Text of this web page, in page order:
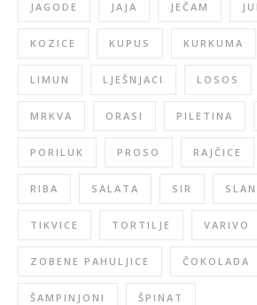
JAGODE JAJA JEČAM
KOZICE KUPUS KURKUMA
LIMUN LJEŠNJACI LOSOS
MRKVA ORASI PILETINA
PORILUK PROSO RAJČICE
RIBA SALATA SIR
TIKVICE TORTILJE VARIVO
ZOBENE PAHULJICE ČOKOLADA
ŠAMPINJONI ŠPINAT